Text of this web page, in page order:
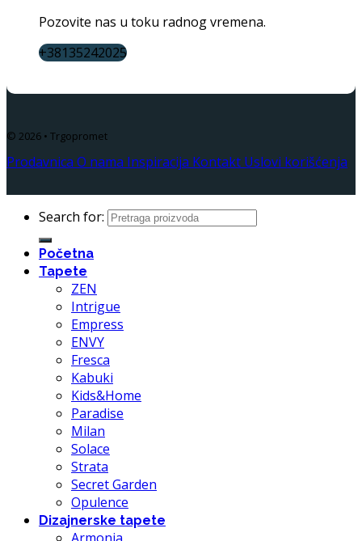
Pozovite nas u toku radnog vremena.
+38135242025
© 2026 • Trgopromet
Prodavnica O nama Inspiracija Kontakt Uslovi korišćenja
Search for:
Početna
Tapete
ZEN
Intrigue
Empress
ENVY
Fresca
Kabuki
Kids&Home
Paradise
Milan
Solace
Strata
Secret Garden
Opulence
Dizajnerske tapete